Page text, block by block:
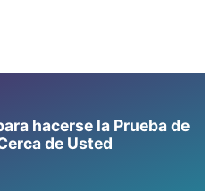
hacerse la Prueba de
de Usted